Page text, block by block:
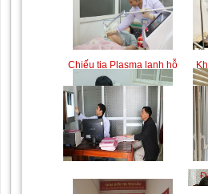
Chiếu tia Plasma lạnh hỗ
trợ điều trị vết thương
Khám Ngoại khoa